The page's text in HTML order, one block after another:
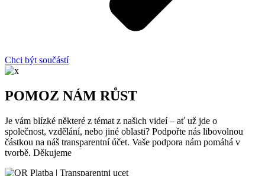
Chci být součástí
POMOZ NÁM RŮST
Je vám blízké některé z témat z našich videí – ať už jde o
společnost, vzdělání, nebo jiné oblasti? Podpořte nás libovolnou
částkou na náš transparentní účet. Vaše podpora nám pomáhá v
tvorbě. Děkujeme